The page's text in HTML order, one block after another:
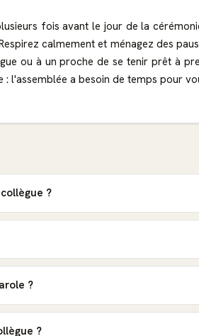
fois avant le jour de la
calmement et ménagez des
ou à un proche de se tenir prêt à
l'assemblée a besoin de temps pour
?
?
?